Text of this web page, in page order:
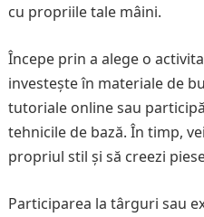
cu propriile tale mâini.
Începe prin a alege o
investește în materiale de
tutoriale online sau
tehnicile de bază. În timp,
propriul stil și să creezi
Participarea la târguri sau